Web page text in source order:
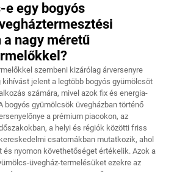
e egy bogyós
nagy méretű
szembeni kizárólag árversenyre
jelent a legtöbb bogyós gyümölcsöt
számára, mivel azok fix és energia-
bogyós gyümölcsök üvegházban történő
a prémium piacokon, az
a helyi és régiók közötti friss
csatornákban mutatkozik, ahol
és nyomon követhetőséget értékelik. Azok a
üvegház-termelésüket ezekre az